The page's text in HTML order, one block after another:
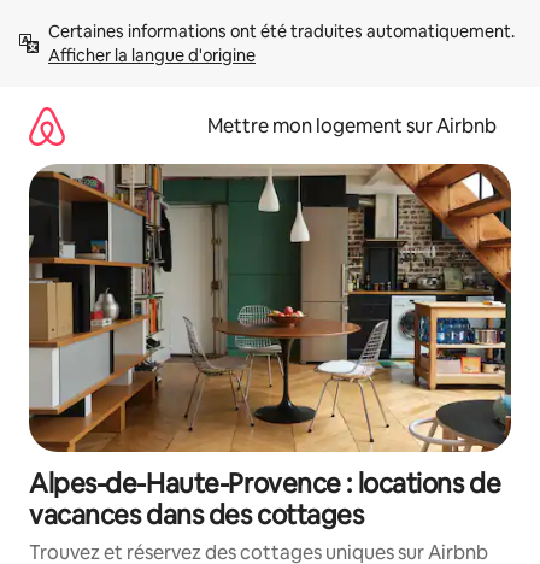
directement
Afficher la langue d'origine
Mettre mon logement sur Airbnb
Alpes-de-Haute-Provence : locations de
vacances dans des cottages
Trouvez et réservez des cottages uniques sur Airbnb